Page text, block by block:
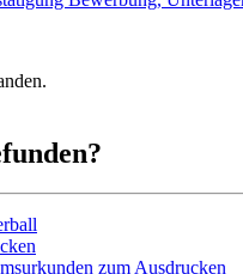
zum Ausdrucken